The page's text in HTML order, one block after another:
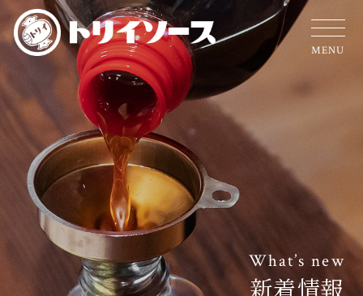
MENU
What’s new
新着情報